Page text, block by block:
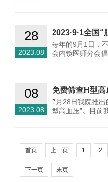
28
2023.08
2023·9·1全国
每年的9月1日，
会内镜医师分会
08
2023.08
免费筛查H型
7月28日我院推出
型高血压”。目前
首页 上一页 1 2
下一页 末页